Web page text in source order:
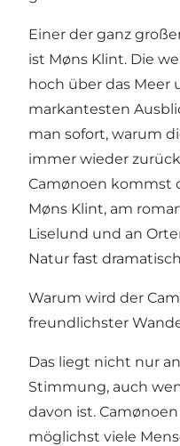
Einer der ganz
ist Møns Klint. Die
hoch über das Meer
markantesten
man sofort, warum
immer wieder
Camønoen kommst
Møns Klint, am
Liselund und an
Natur fast
Warum wird der
freundlichster
Das liegt nicht nur
Stimmung, auch
davon ist.
möglichst viele